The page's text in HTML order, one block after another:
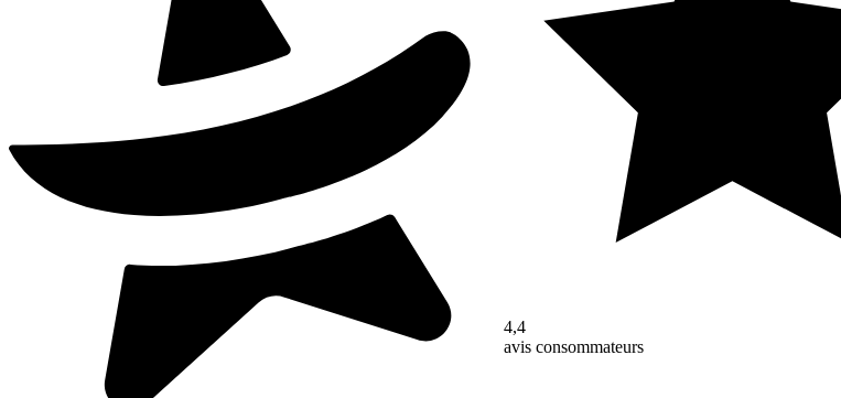
4,4
avis consommateurs